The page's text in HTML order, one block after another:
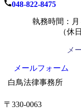
048-822-8475
執務時間：月
（休
メ
メールフォーム
白鳥法律事務所
〒330-0063